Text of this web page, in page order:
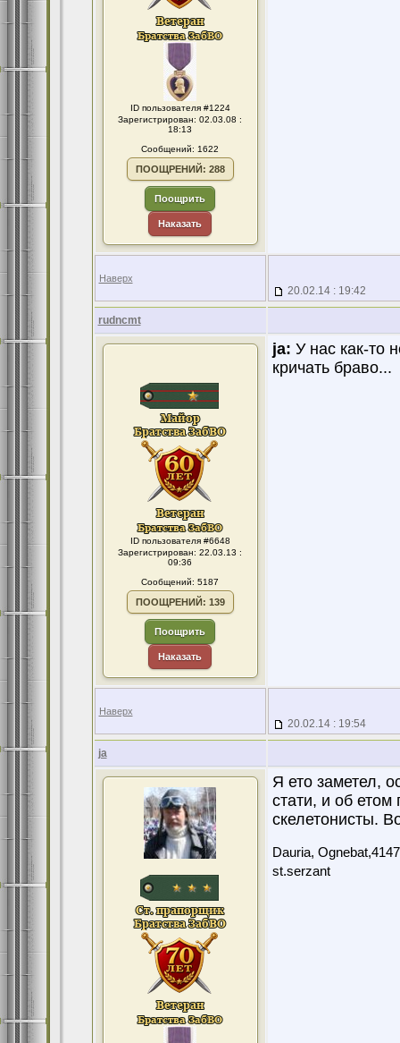
ID пользователя #1224
Зарегистрирован: 02.03.08 :
18:13
Сообщений: 1622
ПООЩРЕНИЙ: 288
Поощрить
Наказать
Наверх
20.02.14 : 19:42
rudncmt
ID пользователя #6648
Зарегистрирован: 22.03.13 :
09:36
Сообщений: 5187
ПООЩРЕНИЙ: 139
Поощрить
Наказать
ja: У нас как-то
кричать браво...
Наверх
20.02.14 : 19:54
ja
Я ето заметел,
стати, и об
скелетонисты.
Dauria,
st.serzant